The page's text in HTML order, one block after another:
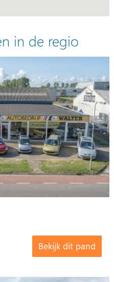
in de regio
Bekijk dit pand